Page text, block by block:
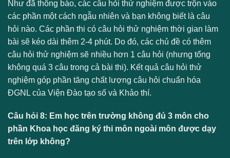
Như đã thông báo, các câu hỏi thử nghiệm được trộn vào
các phần một cách ngẫu nhiên và bạn không biết là câu
hỏi nào. Các phần thi có câu hỏi thử nghiệm thời gian làm
bài sẽ kéo dài thêm 2-4 phút. Do đó, các chủ đề có thêm
câu hỏi thử nghiệm sẽ nhiều hơn 1 câu hỏi (nhưng tổng
không quá 3 câu trong cả bài thi). Kết quả câu hỏi thử
nghiệm góp phần tăng chất lượng câu hỏi chuẩn hóa
ĐGNL của Viện Đào tạo số và Khảo thí.
Câu hỏi 8: Em học trên trường không đủ 3 môn cho
phần Khoa học đăng ký thi môn ngoài môn được dạy
trên lớp không?